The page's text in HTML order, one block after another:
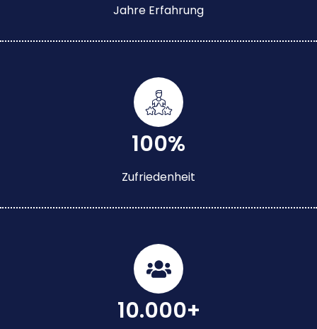
Jahre Erfahrung
100%
Zufriedenheit
10.000+